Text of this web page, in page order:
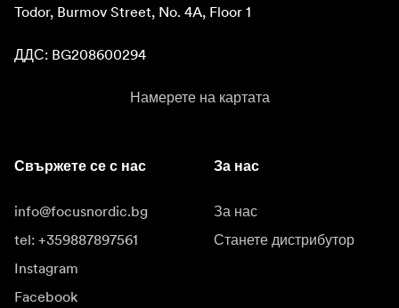
Todor, Burmov Street, No. 4A, Floor 1
ДДС: BG208600294
Намерете на картата
Свържете се с нас
info@focusnordic.bg
tel: +359887897561
Instagram
Facebook
За нас
За нас
Станете дистрибутор